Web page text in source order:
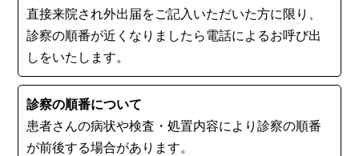
直接来院され外出届をご記入いただいた方に限り、
診察の順番が近くなりましたら電話によるお呼び出
しをいたします。
診察の順番について
患者さんの病状や検査・処置内容により診察の順番
が前後する場合があります。